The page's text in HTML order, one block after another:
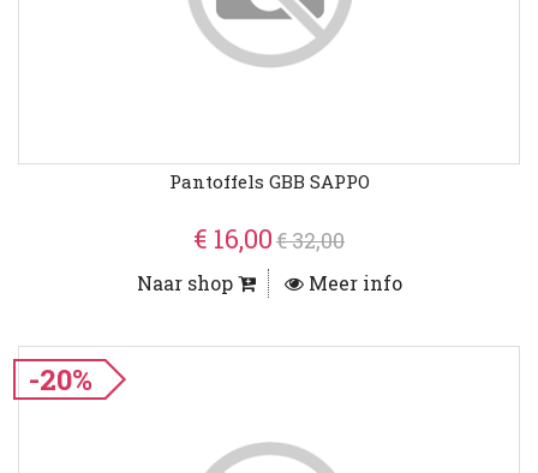
Pantoffels GBB SAPPO
€ 16,00€ 32,00
Naar shop Meer info
-20%